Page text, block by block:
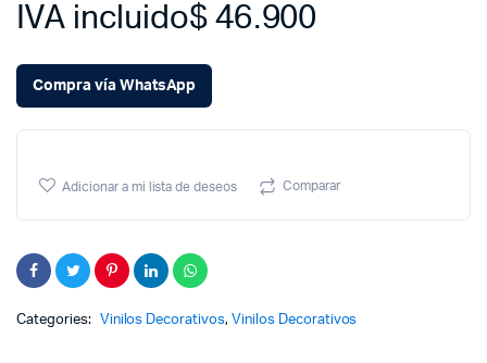
$46.900
IVA incluido
Compra vía WhatsApp
Adicionar a mi lista de deseos Comparar
Categories: Vinilos Decorativos,Vinilos Decorativos